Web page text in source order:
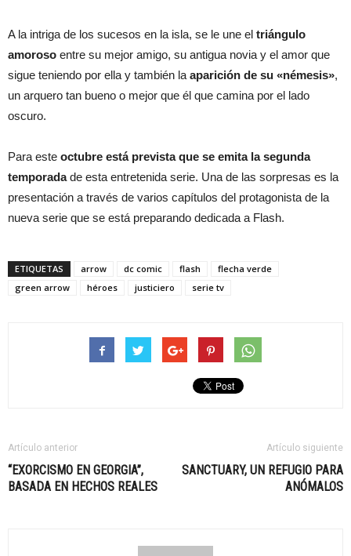
A la intriga de los sucesos en la isla, se le une el triángulo
amoroso entre su mejor amigo, su antigua novia y el amor que
sigue teniendo por ella y también la aparición de su «némesis»,
un arquero tan bueno o mejor que él que camina por el lado
oscuro.
Para este octubre está prevista que se emita la segunda
temporadade esta entretenida serie. Una de las sorpresas es la
presentación a través de varios capítulos del protagonista de la
nueva serie que se está preparando dedicada a Flash.
ETIQUETAS arrow dc comic flash
flecha verde
green arrow
héroes justiciero serie tv
Artículo anterior
“EXORCISMO EN GEORGIA”,
BASADA EN HECHOS REALES
Artículo siguiente
SANCTUARY, UN REFUGIO PARA
ANÓMALOS